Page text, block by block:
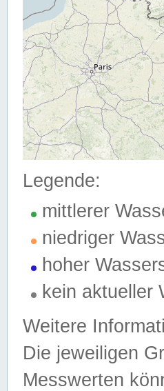
Legende:
mittlerer
niedriger
hoher
kein aktueller
Weitere
Die jeweiligen
Messwerten